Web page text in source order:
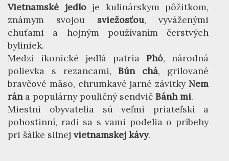
Vietnamské jedloje kulinárskym pôžitkom,
známym svojou sviežosťou, vyváženými
chuťami a hojným používaním čerstvých
byliniek.
Medzi ikonické jedlá patria Phó, národná
polievka s rezancami,Bún chá, grilované
bravčové mäso, chrumkavé jarné závitky Nem
rána populárny pouličný sendvič Bánh mi.
Miestni obyvatelia sú veľmi priateľskí a
pohostinní, radi sa s vami podelia o príbehy
pri šálke silnej vietnamskej kávy.